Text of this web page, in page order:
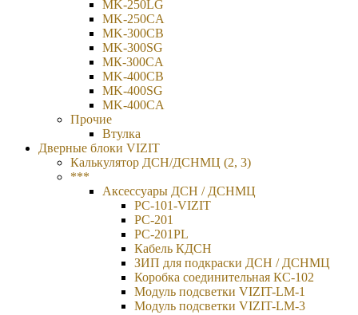
MK-250LG
MK-250CA
MK-300CB
MK-300SG
МК-300СA
MK-400CB
MK-400SG
MK-400CA
Прочие
Втулка
Дверные блоки VIZIT
Калькулятор ДСН/ДСНМЦ (2, 3)
***
Аксессуары ДСН / ДСНМЦ
PC-101-VIZIT
PC-201
PC-201PL
Кабель КДСН
ЗИП для подкраски ДСН / ДСНМЦ
Коробка соединительная КС-102
Модуль подсветки VIZIT-LM-1
Модуль подсветки VIZIT-LM-3